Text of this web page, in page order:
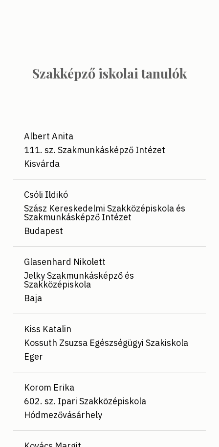
Szakképző iskolai tanulók
Albert Anita
111. sz. Szakmunkásképző Intézet
Kisvárda
Csóli Ildikó
Szász Kereskedelmi Szakközépiskola és
Szakmunkásképző Intézet
Budapest
Glasenhard Nikolett
Jelky Szakmunkásképző és
Szakközépiskola
Baja
Kiss Katalin
Kossuth Zsuzsa Egészségügyi Szakiskola
Eger
Korom Erika
602. sz. Ipari Szakközépiskola
Hódmezővásárhely